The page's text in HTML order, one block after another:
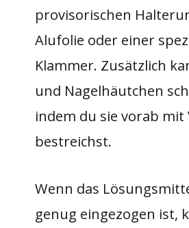
provisorischen
Alufolie oder einer
Klammer. Zusätzlich
und Nagelhäutchen
indem du sie vorab mit
bestreichst.
Wenn das
genug eingezogen ist,